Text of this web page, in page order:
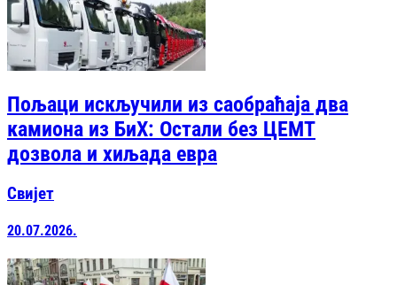
Пољаци искључили из саобраћаја два
камиона из БиХ: Остали без ЦЕМТ
дозвола и хиљада евра
Свијет
20.07.2026.